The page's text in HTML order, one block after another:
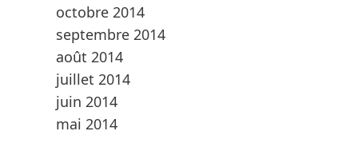
octobre 2014
septembre 2014
août 2014
juillet 2014
juin 2014
mai 2014